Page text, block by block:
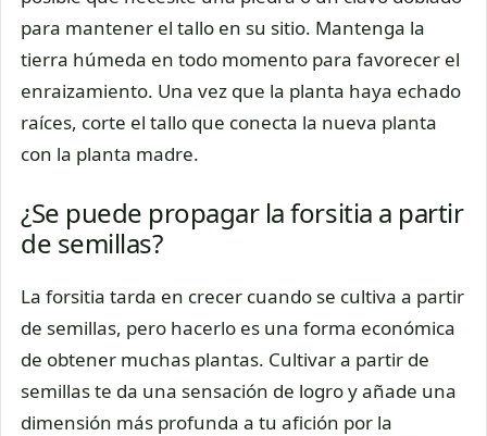
para mantener el tallo en su sitio. Mantenga la
tierra húmeda en todo momento para favorecer el
enraizamiento. Una vez que la planta haya echado
raíces, corte el tallo que conecta la nueva planta
con la planta madre.
¿Se puede propagar la forsitia a partir
de semillas?
La forsitia tarda en crecer cuando se cultiva a partir
de semillas, pero hacerlo es una forma económica
de obtener muchas plantas. Cultivar a partir de
semillas te da una sensación de logro y añade una
dimensión más profunda a tu afición por la